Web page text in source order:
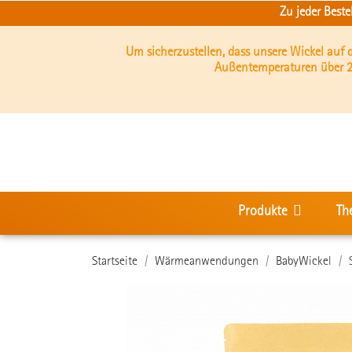
Zu jeder
Um sicherzustellen, dass unsere Wickel
Außentemperaturen über
Produkte
Startseite Wärmeanwendungen BabyWickel